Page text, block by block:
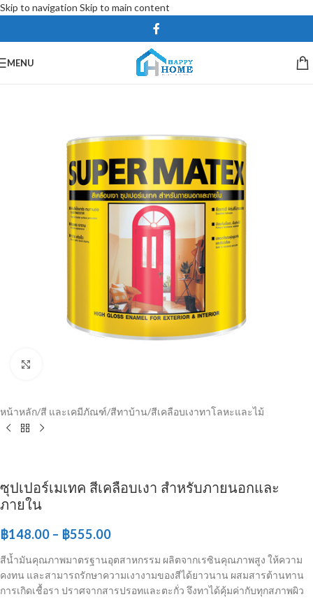
Skip to navigation Skip to main content
MENU
หน้าหลัก/สี และเคมีภัณฑ์/สีทาบ้าน/สีเคลือบเงาทาโลหะและไม้
ซุปเปอร์เมเทค สีเคลือบเงา สําหรับภายนอกและ
ภายใน
฿148.00 – ฿555.00
สีน้ำมันคุณภาพมาตรฐานอุตสาหกรรม ผลิตจากเรซินคุณภาพสูง ให้ความ
คงทน และสามารถรักษาความเงางามของสีได้ยาวนาน ผสมสารต้านทาน
การเกิดเชื้อรา ปราศจากสารปรอทและตะกั่ว จึงทาได้คุ้มค่ากับทุกสภาพผิว